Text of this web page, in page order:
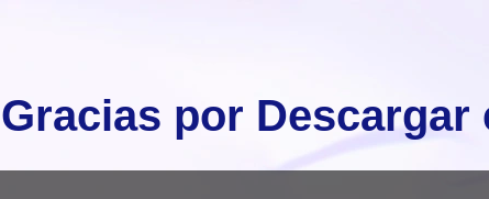
Gracias por Descargar